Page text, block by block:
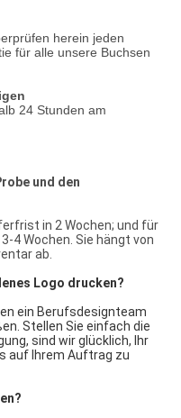
herein jeden
für alle unsere Buchsen
24 Stunden am
und den
in 2 Wochen; und für
4 Wochen. Sie hängt von
ab.
Logo drucken?
ein Berufsdesignteam
Stellen Sie einfach die
sind wir glücklich, Ihr
auf Ihrem Auftrag zu